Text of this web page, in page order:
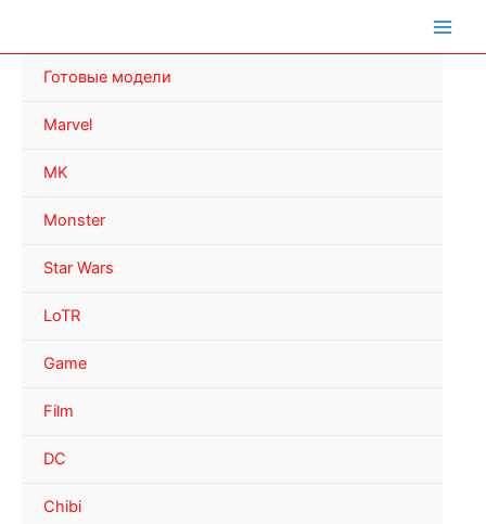
Готовые модели
Marvel
MK
Monster
Star Wars
LoTR
Game
Film
DC
Chibi